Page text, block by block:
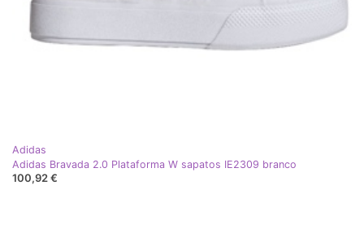
Adidas
Adidas Bravada 2.0 Plataforma W sapatos IE2309 branco
100,92 €